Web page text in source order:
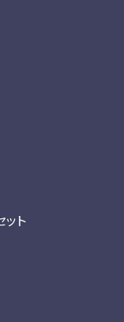
ット